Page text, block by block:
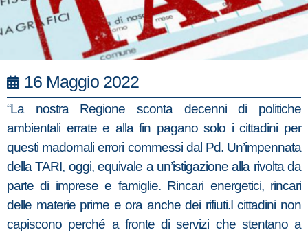
16 Maggio 2022
“La nostra Regione sconta decenni di politiche
ambientali errate e alla fin pagano solo i cittadini per
questi madornali errori commessi dal Pd. Un’impennata
della TARI, oggi, equivale a un’istigazione alla rivolta da
parte di imprese e famiglie. Rincari energetici, rincari
delle materie prime e ora anche dei rifiuti.I cittadini non
capiscono perché a fronte di servizi che stentano a